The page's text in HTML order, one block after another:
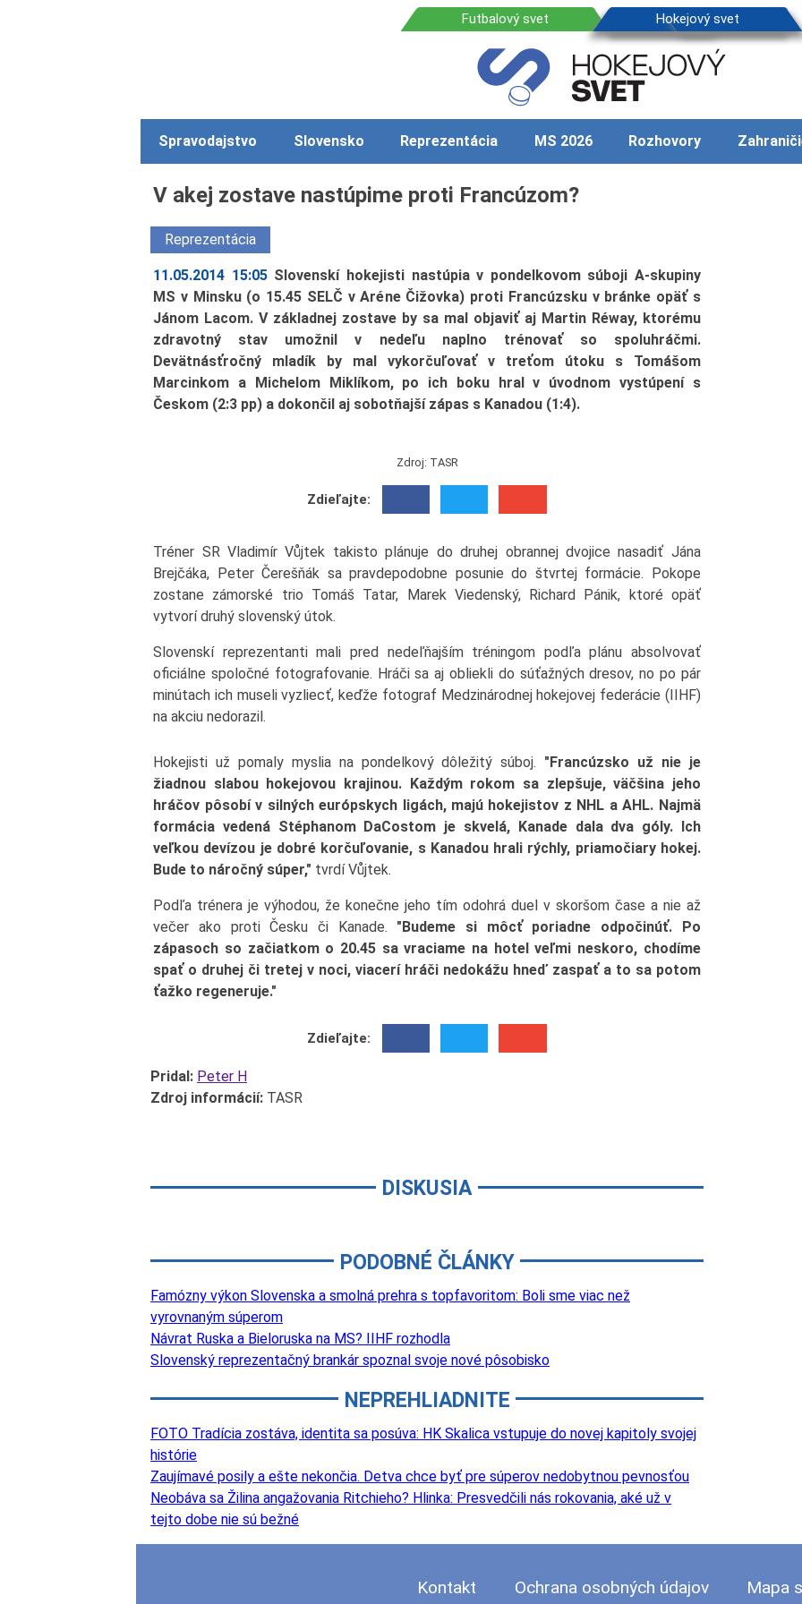
Spravodajstvo Slovensko Reprezentácia MS 2026 Rozhovory
V akej zostave nastúpime proti Francúzom?
Reprezentácia
11.05.2014 15:05 Slovenskí hokejisti nastúpia v pondelkovom súboji A-skupiny
MS v Minsku (o 15.45 SELČ v Aréne Čižovka) proti Francúzsku v bránke opäť s
Jánom Lacom. V základnej zostave by sa mal objaviť aj Martin Réway, ktorému
zdravotný stav umožnil v nedeľu naplno trénovať so spoluhráčmi.
Devätnásťročný mladík by mal vykorčuľovať v treťom útoku s Tomášom
Marcinkom a Michelom Miklíkom, po ich boku hral v úvodnom vystúpení s
Českom (2:3 pp) a dokončil aj sobotňajší zápas s Kanadou (1:4).
Zdroj: TASR
Zdieľajte:
Tréner SR Vladimír Vůjtek takisto plánuje do druhej obrannej dvojice nasadiť Jána
Brejčáka, Peter Čerešňák sa pravdepodobne posunie do štvrtej formácie. Pokope
zostane zámorské trio Tomáš Tatar, Marek Viedenský, Richard Pánik, ktoré opäť
vytvorí druhý slovenský útok.
Slovenskí reprezentanti mali pred nedeľňajším tréningom podľa plánu absolvovať
oficiálne spoločné fotografovanie. Hráči sa aj obliekli do súťažných dresov, no po pár
minútach ich museli vyzliecť, keďže fotograf Medzinárodnej hokejovej federácie (IIHF)
na akciu nedorazil.
Hokejisti už pomaly myslia na pondelkový dôležitý súboj. "Francúzsko už nie je
žiadnou slabou hokejovou krajinou. Každým rokom sa zlepšuje, väčšina jeho
hráčov pôsobí v silných európskych ligách, majú hokejistov z NHL a AHL. Najmä
formácia vedená Stéphanom DaCostom je skvelá, Kanade dala dva góly. Ich
veľkou devízou je dobré korčuľovanie, s Kanadou hrali rýchly, priamočiary hokej.
Bude to náročný súper," tvrdí Vůjtek.
Podľa trénera je výhodou, že konečne jeho tím odohrá duel v skoršom čase a nie až
večer ako proti Česku či Kanade. "Budeme si môcť poriadne odpočinúť. Po
zápasoch so začiatkom o 20.45 sa vraciame na hotel veľmi neskoro, chodíme
spať o druhej či tretej v noci, viacerí hráči nedokážu hneď zaspať a to sa potom
ťažko regeneruje."
Zdieľajte:
Pridal: Peter H
Zdroj informácií: TASR
DISKUSIA
PODOBNÉ ČLÁNKY
Famózny výkon Slovenska a smolná prehra s topfavoritom: Boli sme viac než
vyrovnaným súperom
Návrat Ruska a Bieloruska na MS? IIHF rozhodla
Slovenský reprezentačný brankár spoznal svoje nové pôsobisko
NEPREHLIADNITE
FOTO Tradícia zostáva, identita sa posúva: HK Skalica vstupuje do novej kapitoly svojej
histórie
Zaujímavé posily a ešte nekončia. Detva chce byť pre súperov nedobytnou pevnosťou
Neobáva sa Žilina angažovania Ritchieho? Hlinka: Presvedčili nás rokovania, aké už v
tejto dobe nie sú bežné
Kontakt Ochrana osobných údajov Mapa